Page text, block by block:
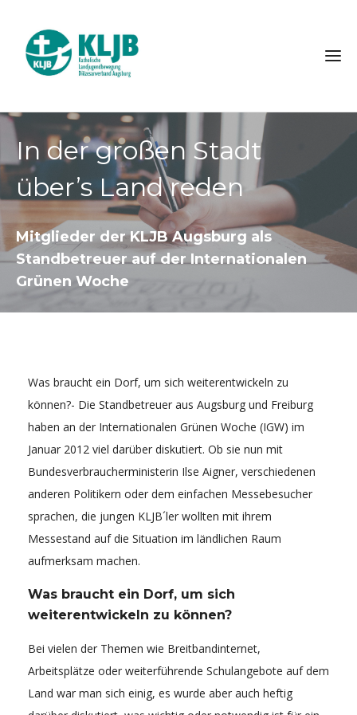
In der großen Stadt
über’s Land reden
Mitglieder der KLJB Augsburg als
Standbetreuer auf der Internationalen
Grünen Woche
Was braucht ein Dorf, um sich weiterentwickeln zu
können?- Die Standbetreuer aus Augsburg und Freiburg
haben an der Internationalen Grünen Woche (IGW) im
Januar 2012 viel darüber diskutiert. Ob sie nun mit
Bundesverbraucherministerin Ilse Aigner, verschiedenen
anderen Politikern oder dem einfachen Messebesucher
sprachen, die jungen KLJB´ler wollten mit ihrem
Messestand auf die Situation im ländlichen Raum
aufmerksam machen.
Was braucht ein Dorf, um sich
weiterentwickeln zu können?
Bei vielen der Themen wie Breitbandinternet,
Arbeitsplätze oder weiterführende Schulangebote auf dem
Land war man sich einig, es wurde aber auch heftig